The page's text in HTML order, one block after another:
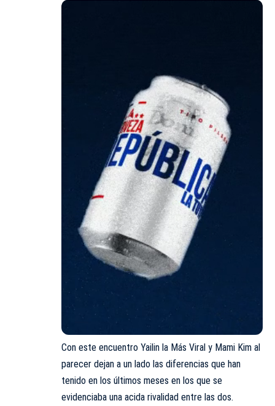
Con este encuentro Yailin la Más Viral y Mami Kim al
parecer dejan a un lado las diferencias que han
tenido en los últimos meses en los que se
evidenciaba una acida rivalidad entre las dos.